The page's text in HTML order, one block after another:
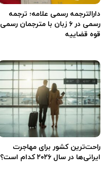
دارالترجمه رسمی علامه؛ ترجمه
رسمی در ۶ زبان با مترجمان رسمی
قوه قضاییه
راحت‌ترین کشور برای مهاجرت
ایرانی‌ها در سال ۲۰۲۶ کدام است؟